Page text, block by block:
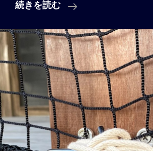
続きを読む
台
対
策
と
オ
フ
グ
リ
ッ